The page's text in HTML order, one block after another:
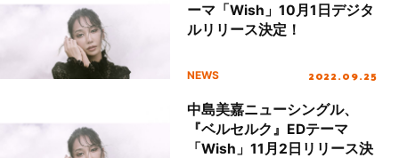
ーマ「Wish」10月1日デジタ
ルリリース決定！
NEWS 2022.09.25
中島美嘉ニューシングル、
『ベルセルク』EDテーマ
「Wish」11月2日リリース決